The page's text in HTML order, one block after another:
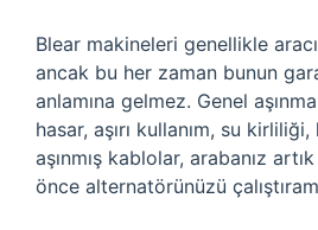
Blear makineleri genellikle
ancak bu her zaman bunun
anlamına gelmez. Genel
hasar, aşırı kullanım, su
aşınmış kablolar, arabanız
önce alternatörünüzü